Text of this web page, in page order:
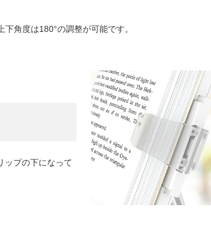
下角度は180°の調整が可能です。
ップの下になって